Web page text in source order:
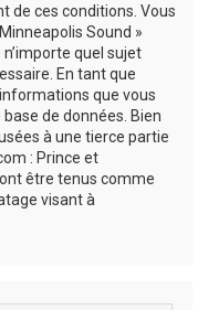
de ces conditions. Vous
Sound »
quel sujet
En tant que
que vous
de données. Bien
à une tierce partie
: Prince et
être tenus comme
visant à